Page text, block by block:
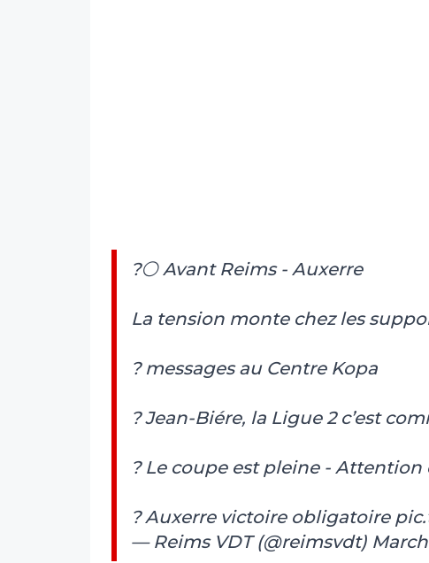
?⚪️ Avant Reims - Auxerre
La tension monte chez les
? messages au Centre Kopa
? Jean-Biére, la Ligue 2 c’est
? Le coupe est pleine - Attention
? Auxerre victoire obligatoire
— Reims VDT (@reimsvdt)